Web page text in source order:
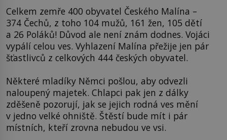
Celkem zemře 400 obyvatel Českého Malína –
374 Čechů, z toho 104 mužů, 161 žen, 105 dětí
a 26 Poláků! Důvod ale není znám dodnes. Vojáci
vypálí celou ves. Vyhlazení Malína přežije jen pár
šťastlivců z celkových 444 českých obyvatel.
Některé mladíky Němci pošlou, aby odvezli
naloupený majetek. Chlapci pak jen z dálky
zděšeně pozorují, jak se jejich rodná ves mění
v jedno velké ohniště. Štěstí bude mít i pár
místních, kteří zrovna nebudou ve vsi.